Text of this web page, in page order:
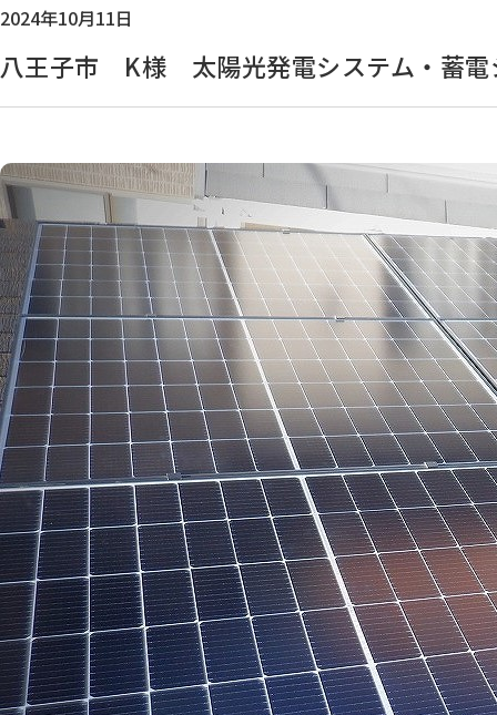
2024年10月11日
八王子市 K様 太陽光発電システム・蓄電